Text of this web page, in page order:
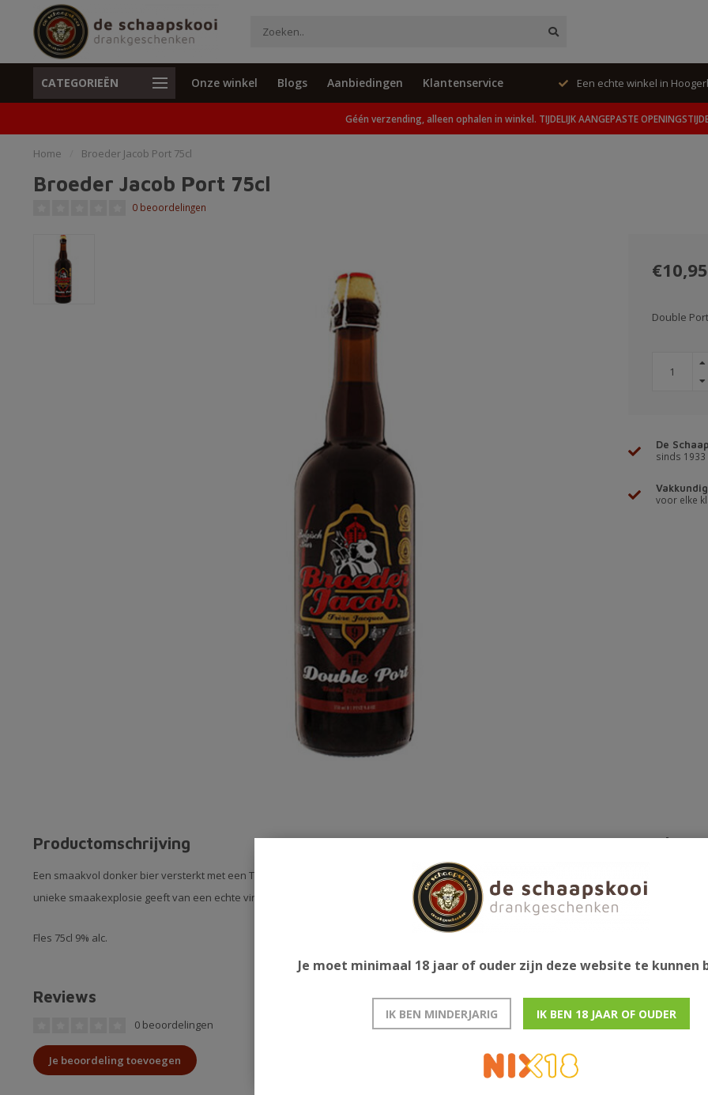
CATEGORIEËN Onze winkel Blogs Aanbiedingen Klantenservice
Unieke cadeaus en specials Geen verzending, alleen ophalen in winkel. Een echte winkel in
Géén verzending, alleen ophalen in winkel. TIJDELIJK AANGEPASTE
Home Broeder Jacob Port 75cl
Broeder Jacob Port 75cl
0 beoordelingen
€10,95
Double Port
De
sinds 1933
voor elke
Productomschrijving
Een smaakvol donker bier versterkt met een Tawny Port. Een bijzondere subtiele afdronk van walnoten wat een
unieke smaakexplosie geeft van een echte vintage.
Fles 75cl 9% alc.
Reviews
0 beoordelingen
Je beoordeling toevoegen
Je moet minimaal 18 jaar of ouder zijn deze website te kunnen
IK BEN MINDERJARIG IK BEN 18 JAAR OF OUDER